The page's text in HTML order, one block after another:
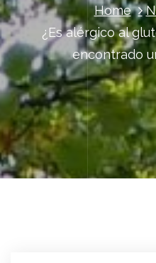
Home
¿Es alérgico al
encontrado